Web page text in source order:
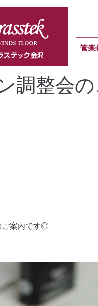
調整会
ご案内です◎